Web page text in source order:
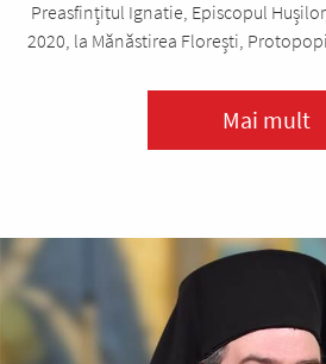
Preasfințitul Ignatie, Episcopul
2020, la Mănăstirea Florești,
Mai mult